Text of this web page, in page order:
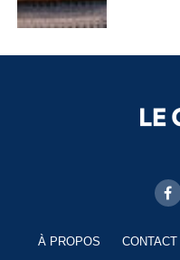
À PROPOS CONTACT